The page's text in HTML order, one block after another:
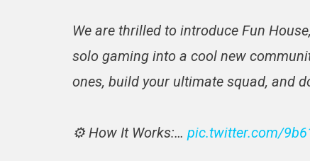
We are thrilled to introduce Fun
solo gaming into a cool new
ones, build your ultimate squad, and
⚙️ How It Works:… pic.twitter.com/